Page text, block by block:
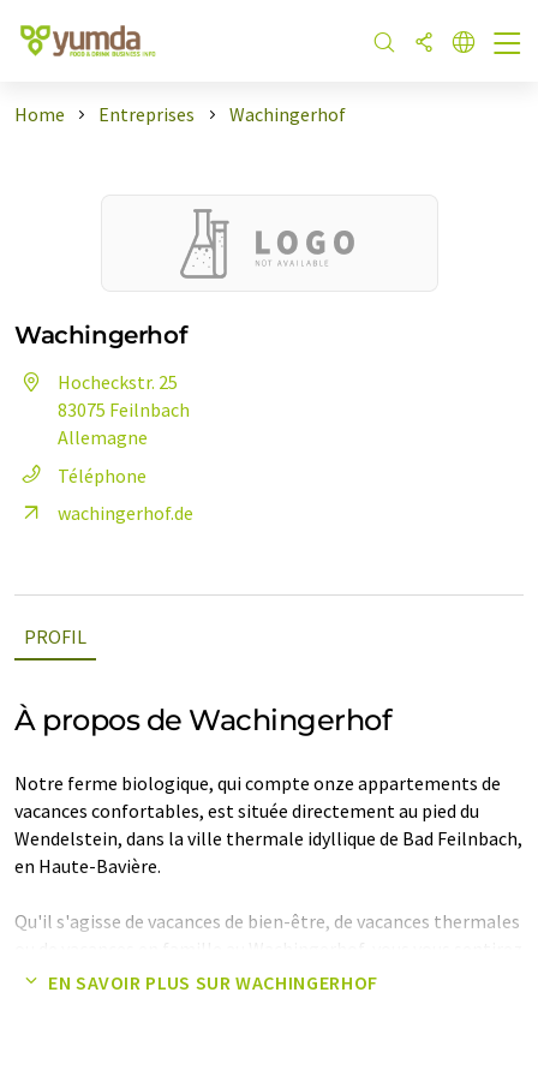
Home Entreprises Wachingerhof
Wachingerhof
Hocheckstr. 25
83075 Feilnbach
Allemagne
Téléphone
wachingerhof.de
PROFIL
À propos de Wachingerhof
Notre ferme biologique, qui compte onze appartements de
vacances confortables, est située directement au pied du
Wendelstein, dans la ville thermale idyllique de Bad Feilnbach,
en Haute-Bavière.
Qu'il s'agisse de vacances de bien-être, de vacances thermales
comme chez vous dans nos appartements de vacances
EN SAVOIR PLUS SUR WACHINGERHOF